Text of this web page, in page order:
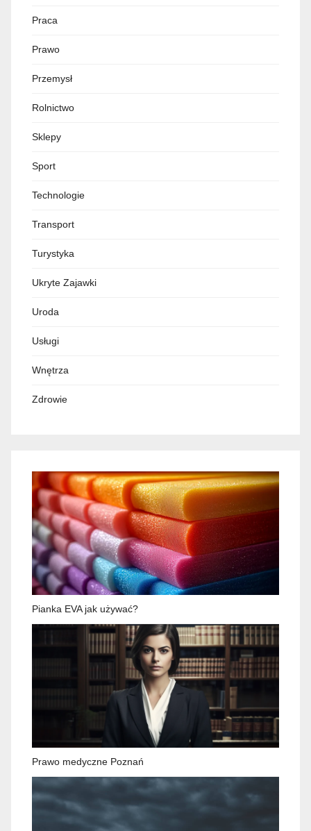
Praca
Prawo
Przemysł
Rolnictwo
Sklepy
Sport
Technologie
Transport
Turystyka
Ukryte Zajawki
Uroda
Usługi
Wnętrza
Zdrowie
Pianka EVA jak używać?
Prawo medyczne Poznań